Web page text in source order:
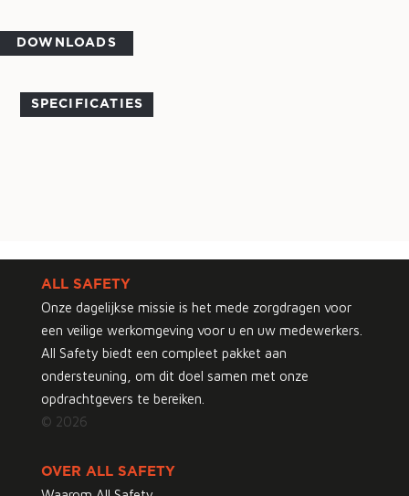
DOWNLOADS
SPECIFICATIES
ALL SAFETY
Onze dagelijkse missie is het mede zorgdragen voor
een veilige werkomgeving voor u en uw medewerkers.
All Safety biedt een compleet pakket aan
ondersteuning, om dit doel samen met onze
opdrachtgevers te bereiken.
© 2026
OVER ALL SAFETY